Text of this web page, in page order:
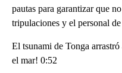
pautas para garantizar que
tripulaciones y el personal
El tsunami de Tonga arrastró
el mar! 0:52